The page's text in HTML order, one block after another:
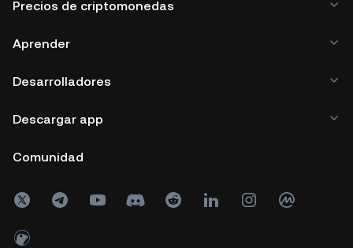
Precios de criptomonedas
Aprender
Desarrolladores
Descargar app
Comunidad